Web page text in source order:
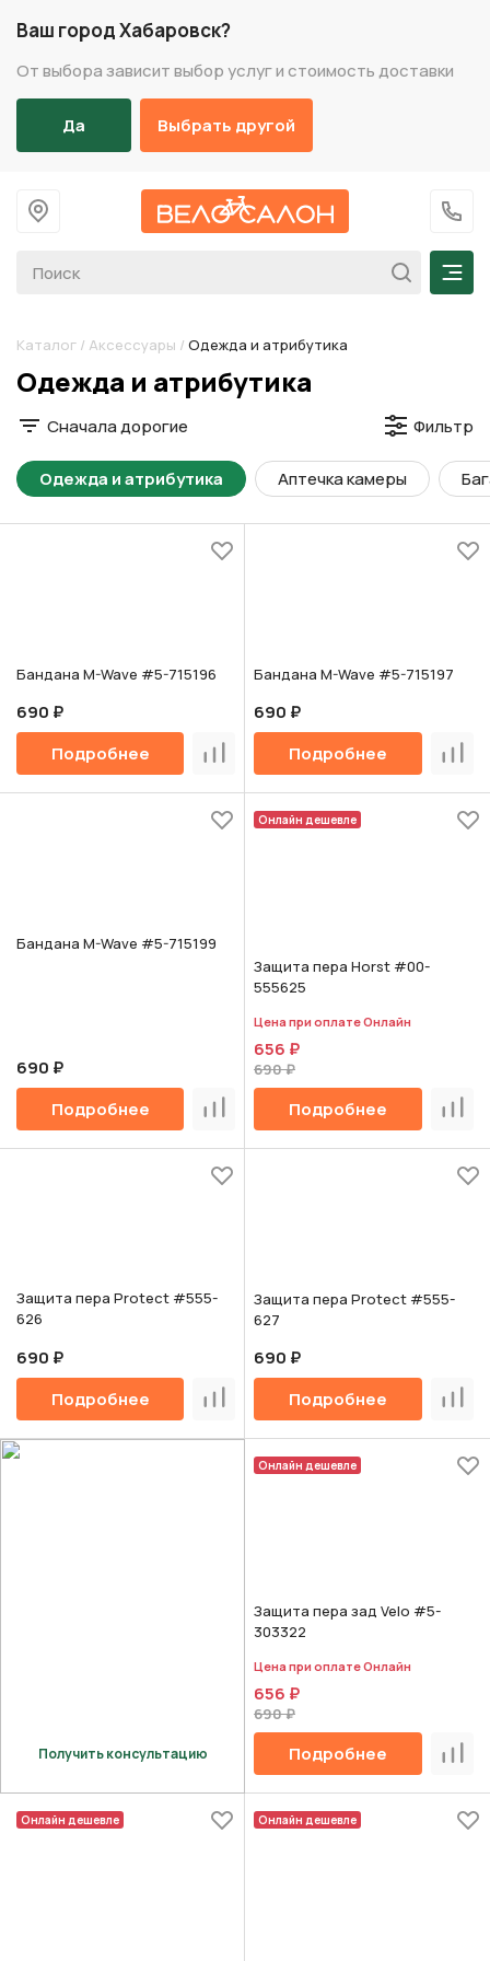
Ваш город Хабаровск?
От выбора зависит выбор услуг и стоимость доставки
Да Выбрать другой
На главную
+7
Каталог / Аксессуары / Одежда и атрибутика
Разделы каталога
Одежда и атрибутика
Сначала дорогие Фильтр
Аптечка камеры
Одежда и атрибутика
Бандана M-Wave #5-715196
690 ₽
Подробнее
Сравнить
Бандана M-Wave #5-715197
690 ₽
Подробнее
Бандана M-Wave #5-715199
690 ₽
Подробнее
Сравнить
Онлайн дешевле
Защита пера Horst #00-
555625
Цена при оплате Онлайн
656 ₽
690 ₽
Подробнее
Защита пера Protect #555-
626
690 ₽
Подробнее
Сравнить
Защита пера Protect #555-
627
690 ₽
Подробнее
Получить консультацию
Онлайн дешевле
Защита пера зад Velo #5-
303322
Цена при оплате Онлайн
656 ₽
690 ₽
Подробнее
Онлайн дешевле Онлайн дешевле